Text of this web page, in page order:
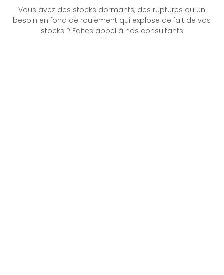
Vous avez des stocks dormants, des ruptures ou un
besoin en fond de roulement qui explose de fait de vos
stocks ? Faites appel à nos consultants